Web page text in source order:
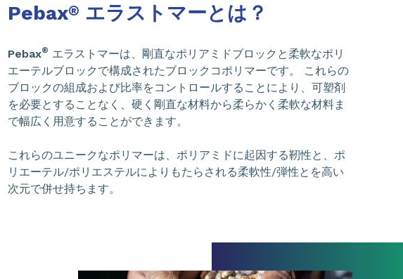
Pebax® エラストマーとは？
Pebax® エラストマーは、剛直なポリアミドブロックと柔軟なポリ
エーテルブロックで構成されたブロックコポリマーです。 これらの
ブロックの組成および比率をコントロールすることにより、可塑剤
を必要とすることなく、硬く剛直な材料から柔らかく柔軟な材料ま
で幅広く用意することができます。
これらのユニークなポリマーは、ポリアミドに起因する靭性と、ポ
リエーテル/ポリエステルによりもたらされる柔軟性/弾性とを高い
次元で併せ持ちます。